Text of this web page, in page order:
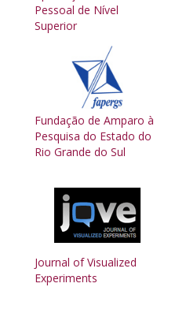
Pessoal de Nível
Superior
Fundação de Amparo à
Pesquisa do Estado do
Rio Grande do Sul
Journal of Visualized
Experiments